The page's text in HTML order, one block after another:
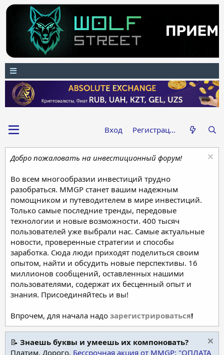
Вход Регистрация
Добро пожаловать на инвестиционный форум!
Во всем многообразии инвестиций трудно
разобраться. MMGP станет вашим надежным
помощником и путеводителем в мире инвестиций.
Только самые последние тренды, передовые
технологии и новые возможности. 400 тысяч
пользователей уже выбрали нас. Самые актуальные
новости, проверенные стратегии и способы
заработка. Сюда люди приходят поделиться своим
опытом, найти и обсудить новые перспективы. 16
миллионов сообщений, оставленных нашими
пользователями, содержат их бесценный опыт и
знания. Присоединяйтесь и вы!
Впрочем, для начала надо зарегистрироваться!
📝 Знаешь буквы и умеешь их компоновать?
Платим. Дорого. Бессрочная акция от MMGP: "ОПЛАТА